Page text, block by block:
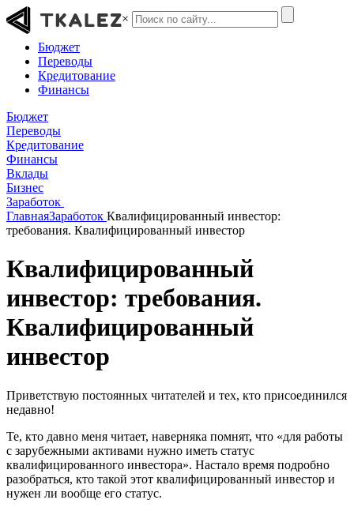
×
Бюджет
Переводы
Кредитование
Финансы
Бюджет
Переводы
Кредитование
Финансы
Вклады
Бизнес
Заработок
ГлавнаяЗаработок Квалифицированный инвестор:
требования. Квалифицированный инвестор
Квалифицированный
инвестор: требования.
Квалифицированный
инвестор
Приветствую постоянных читателей и тех, кто присоединился
недавно!
Те, кто давно меня читает, наверняка помнят, что «для работы
с зарубежными активами нужно иметь статус
квалифицированного инвестора». Настало время подробно
разобраться, кто такой этот квалифицированный инвестор и
нужен ли вообще его статус.